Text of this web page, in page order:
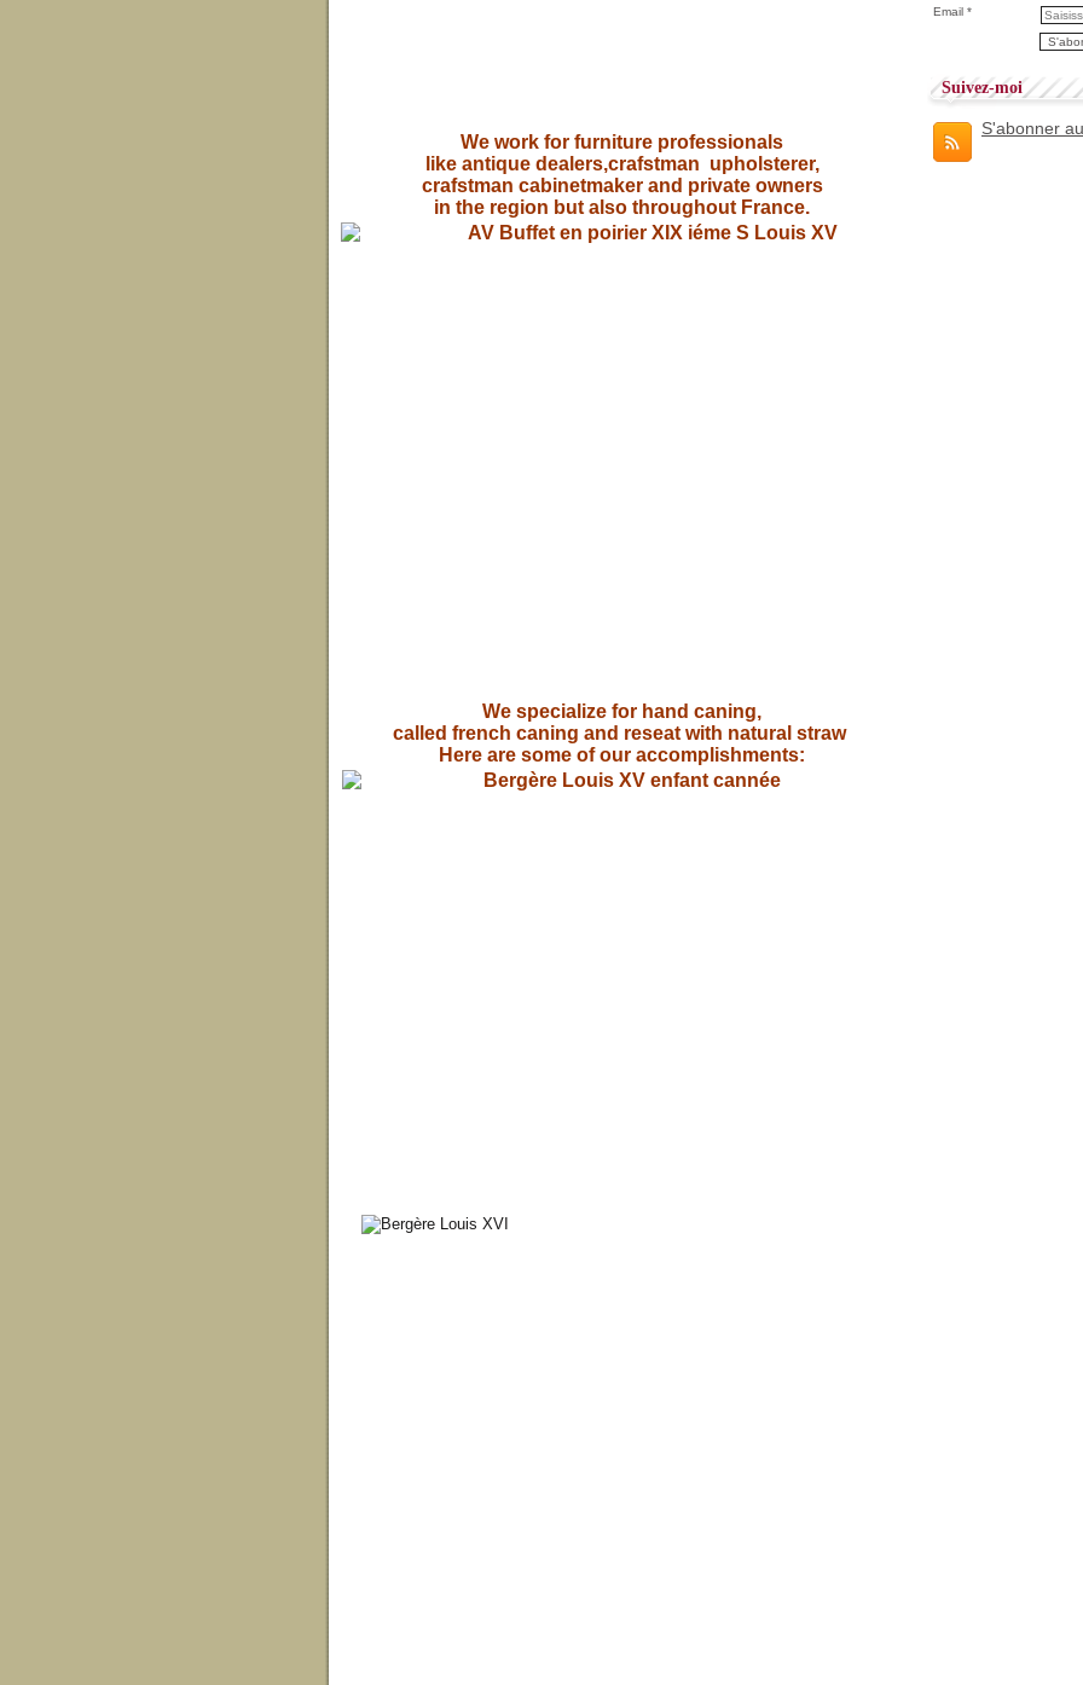
We work for furniture professionals
like antique dealers,crafstman upholsterer,
crafstman cabinetmaker and private owners
in the region but also throughout France.
We specialize for hand caning,
called french caning and reseat with natural straw
Here are some of our accomplishments:
Email
Suivez-moi
S'abonner